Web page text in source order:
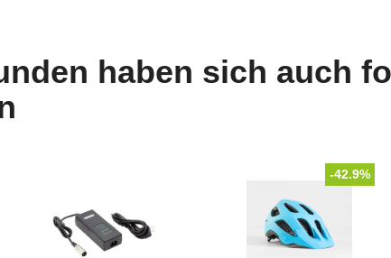
haben sich auch
-42.9%